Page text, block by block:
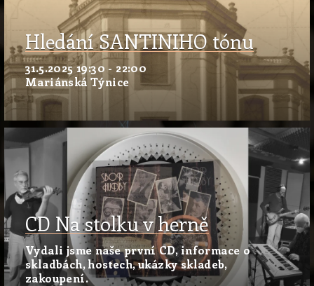
Hledání SANTINIHO tónu
31.5.2025 19:30 - 22:00
Mariánská Týnice
CD Na stolku v herně
Vydali jsme naše první CD, informace o
skladbách, hostech, ukázky skladeb,
zakoupení.